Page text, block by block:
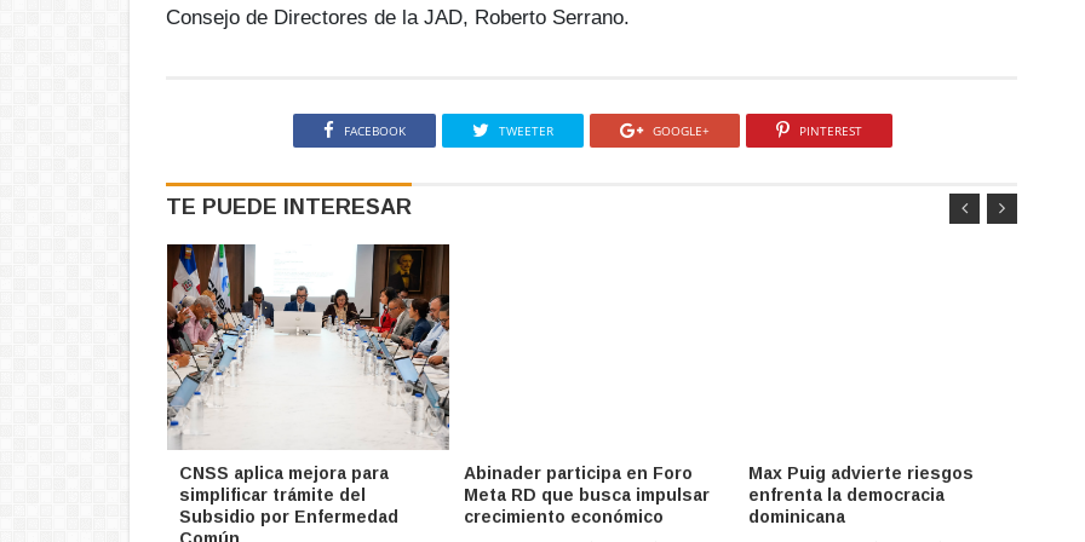
Consejo de Directores de la JAD, Roberto Serrano.
FACEBOOK TWEETER GOOGLE+ PINTEREST
TE PUEDE INTERESAR
CNSS aplica mejora para
simplificar trámite del
Subsidio por Enfermedad
Abinader participa en Foro
Meta RD que busca impulsar
crecimiento económico
Max Puig advierte riesgos
enfrenta la democracia
dominicana